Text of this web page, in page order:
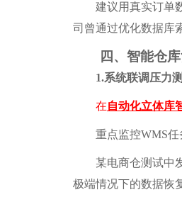
建议用真实订单数
司曾通过优化数据库
四、智能仓库
1.系统联调压力
在自动化立体库
重点监控WMS任务
某电商仓测试中发
极端情况下的数据恢